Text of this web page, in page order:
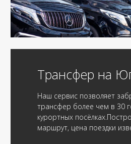
Трансфер на
Наш сервис позволяет
трансфер более чем в 30
курортных
маршрут, цена поездки